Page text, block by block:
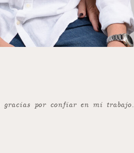
por confiar en mi